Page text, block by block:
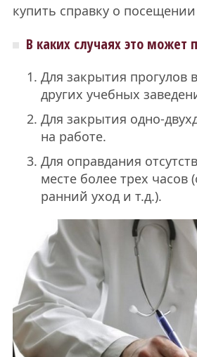
купить справку о
В каких случаях это может
Для закрытия прогулов
других учебных
Для закрытия одно-
на работе.
Для оправдания
месте более трех часов
ранний уход и т.д.).